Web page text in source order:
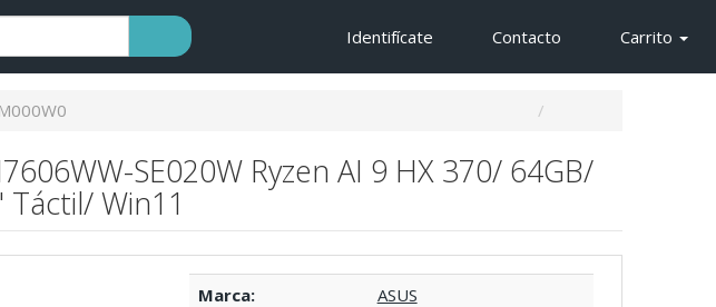
Identifícate Contacto Carrito
SE020W Ryzen AI 9 HX 370/ 64GB/
Táctil/ Win11
Marca:
ASUS